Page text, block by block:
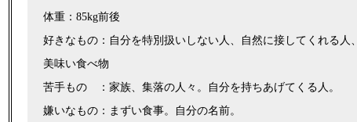
体重：85kg前後
好きなもの：自分を特別扱いしない人、自然に接してくれる人、
美味い食べ物
苦手もの ：家族、集落の人々。自分を持ちあげてくる人。
嫌いなもの：まずい食事。自分の名前。